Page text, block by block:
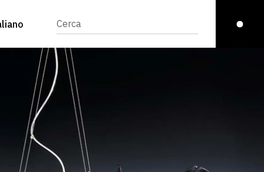
Inglese
English Inglese)